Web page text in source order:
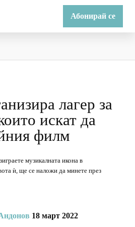
Абонирай се
лагер за
искат да
филм
музикалната икона в
ѝ, ще се наложи да минете през
18 март 2022